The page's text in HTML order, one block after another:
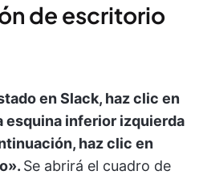
de escritorio
en Slack, haz clic en
esquina inferior izquierda
haz clic en
Se abrirá el cuadro de